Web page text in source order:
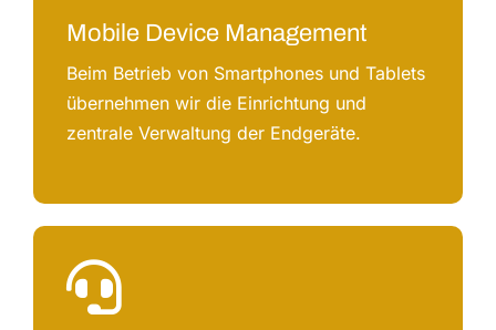
Mobile Device Management
Beim Betrieb von Smartphones und Tablets
übernehmen wir die Einrichtung und
zentrale Verwaltung der Endgeräte.